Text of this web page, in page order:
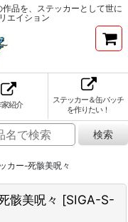
品を、ステッカーとして世に
エイション
紹介
ステッカー＆缶バッチ
を作りたい！
カー-死骸美呪々
骸美呪々 [SIGA-S-